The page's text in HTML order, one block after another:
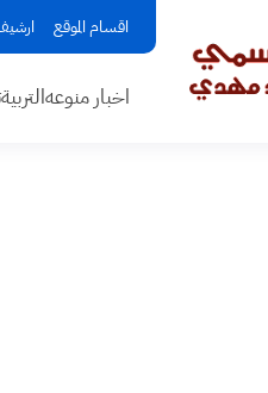
اقسام الموقع
اخبار منوعهالتربية